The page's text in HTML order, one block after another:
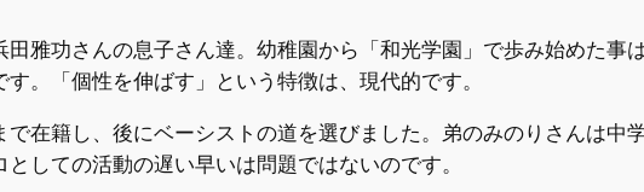
田雅功さんの息子さん達。幼稚園から「和光学園」で歩み始めた事
。「個性を伸ばす」という特徴は、現代的です。
で在籍し、後にベーシストの道を選びました。弟のみのりさんは中
しての活動の遅い早いは問題ではないのです。